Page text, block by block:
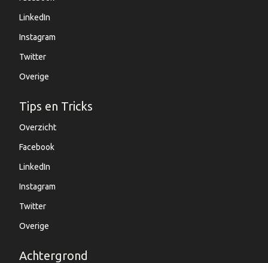
LinkedIn
Instagram
Twitter
Overige
Tips en Tricks
Overzicht
Facebook
LinkedIn
Instagram
Twitter
Overige
Achtergrond